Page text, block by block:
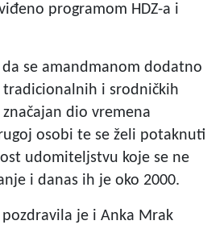
programom HDZ-a i
se amandmanom dodatno
i srodničkih
dio vremena
osobi te se želi potaknuti
udomiteljstvu koje se ne
i danas ih je oko 2000.
je i Anka Mrak